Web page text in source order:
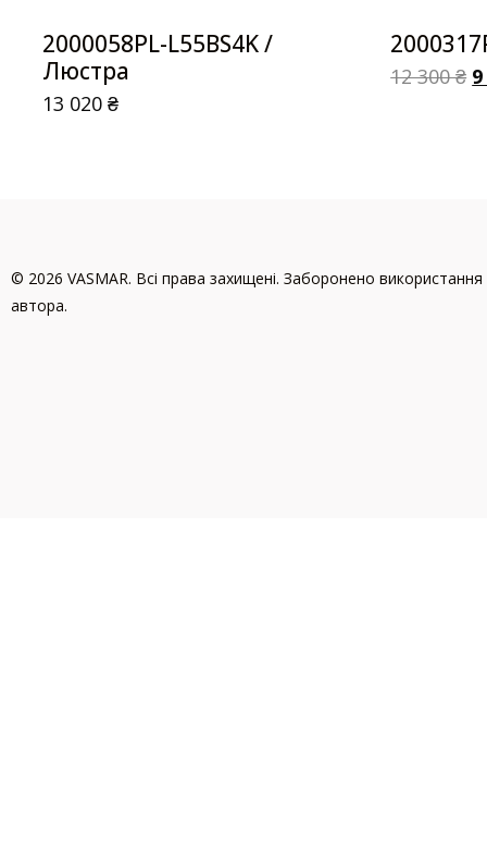
2000058PL-L55BS4K /
Люстра
13 020₴
12 300₴
© 2026 VASMAR. Всі права захищені. Заборонено використання
автора.